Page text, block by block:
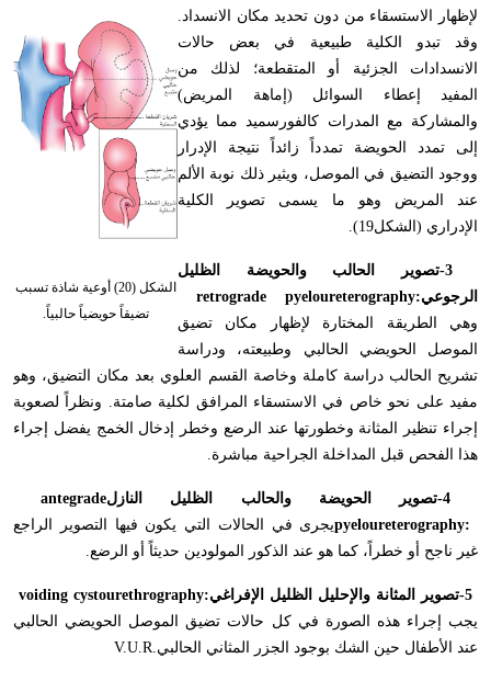
الشكل (20) أوعية شاذة تسبب
تضيقاً حويضياً حالبياً.
لإظهار الاستسقاء من دون تحديد مكان الانسداد.
وقد تبدو الكلية طبيعية في بعض حالات
الانسدادات الجزئية أو المتقطعة؛ لذلك من
المفيد إعطاء السوائل (إماهة المريض)
والمشاركة مع المدرات كالفورسميد مما يؤدي
إلى تمدد الحويضة تمدداً زائداً نتيجة الإدرار
ووجود التضيق في الموصل، ويثير ذلك نوبة الألم
عند المريض وهو ما يسمى تصوير الكلية
الإدراري (الشكل19).
-3تصوير الحالب والحويضة الظليل
الرجوعيretrograde pyeloureterography:
وهي الطريقة المختارة لإظهار مكان تضيق
الموصل الحويضي الحالبي وطبيعته، ودراسة
تشريح الحالب دراسة كاملة وخاصة القسم العلوي بعد مكان التضيق، وهو
مفيد على نحو خاص في الاستسقاء المرافق لكلية صامتة. ونظراً لصعوبة
إجراء تنظير المثانة وخطورتها عند الرضع وخطر إدخال الخمج يفضل إجراء
هذا الفحص قبل المداخلة الجراحية مباشرة.
-4تصوير الحويضة والحالب الظليل النازلantegrade
pyeloureterography:يجرى في الحالات التي يكون فيها التصوير الراجع
غير ناجح أو خطراً، كما هو عند الذكور المولودين حديثاً أو الرضع.
-5تصوير المثانة والإحليل الظليل الإفراغيvoiding cystourethrography:
يجب إجراء هذه الصورة في كل حالات تضيق الموصل الحويضي الحالبي
عند الأطفال حين الشك بوجود الجزر المثاني الحالبيV.U.R.